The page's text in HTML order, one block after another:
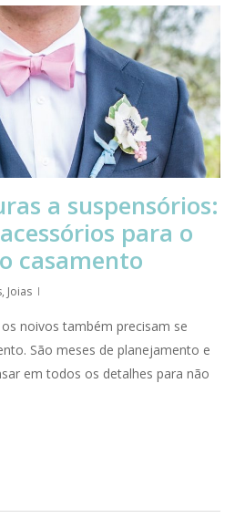
a suspensórios:
para o
casamento
, Joias
noivos também precisam se
São meses de planejamento e
em todos os detalhes para não